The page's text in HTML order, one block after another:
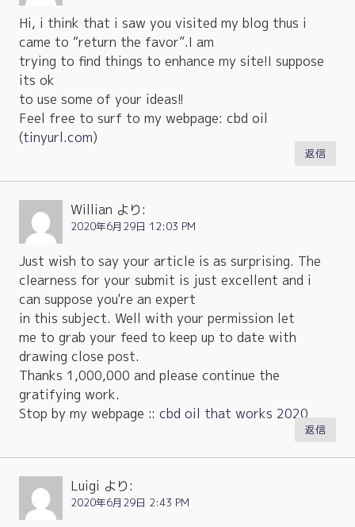
Hi, i think that i saw you visited my blog thus i
came to “return the favor”.I am
trying to find things to enhance my site!I suppose
its ok
to use some of your ideas!!
Feel free to surf to my webpage: cbd oil
(tinyurl.com)
返信
Willian より:
2020年6月29日 12:03 PM
Just wish to say your article is as surprising. The
clearness for your submit is just excellent and i
can suppose you're an expert
in this subject. Well with your permission let
me to grab your feed to keep up to date with
drawing close post.
Thanks 1,000,000 and please continue the
gratifying work.
Stop by my webpage :: cbd oil that works 2020
返信
Luigi より:
2020年6月29日 2:43 PM